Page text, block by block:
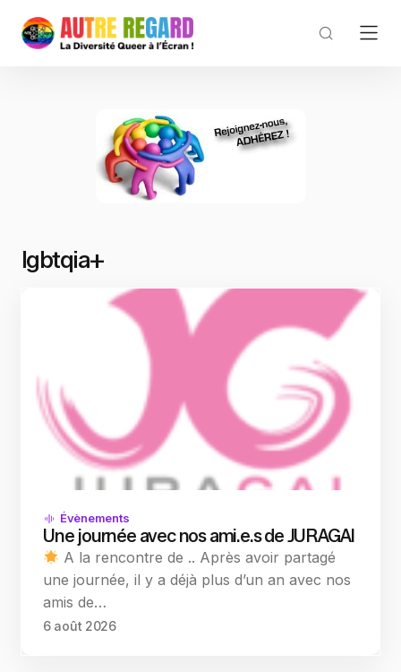
lgbtqia+
Évènements
Une journée avec nos ami.e.s de JURAGAI
A la rencontre de .. Après avoir partagé
une journée, il y a déjà plus d’un an avec nos
amis de…
6 août 2026